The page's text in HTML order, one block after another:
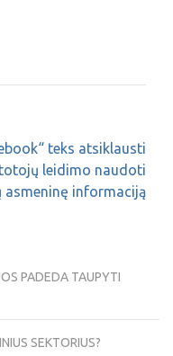
teks atsiklausti
leidimo naudoti
asmeninę informaciją
PADEDA TAUPYTI
SEKTORIUS?